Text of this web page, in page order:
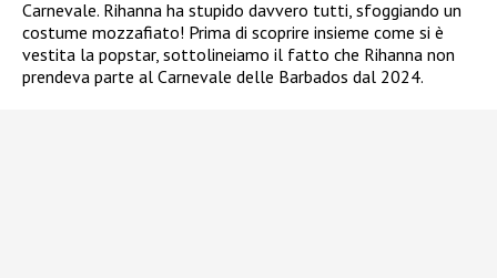
Carnevale. Rihanna ha stupido davvero tutti, sfoggiando un
costume mozzafiato! Prima di scoprire insieme come si è
vestita la popstar, sottolineiamo il fatto che Rihanna non
prendeva parte al Carnevale delle Barbados dal 2024.